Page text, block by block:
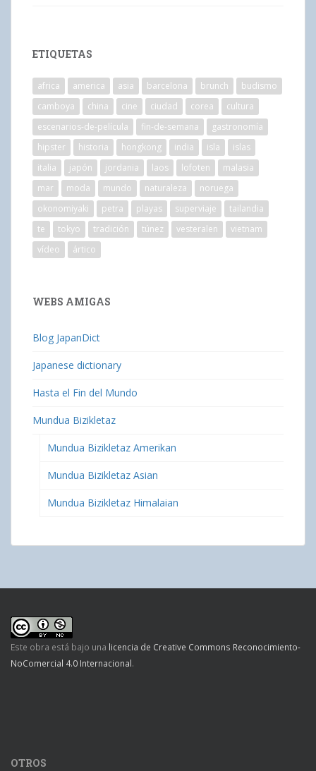
ETIQUETAS
africa america asia barcelona brunch
budismo
camboya
china cine ciudad corea
cultura
escenarios-de-película
fin-de-semana
gastronomía
hipster
historia hongkong india isla
islas
italia
japón jordania laos lofoten
malasia
mar
moda mundo naturaleza
noruega
okonomiyaki
petra playas superviaje
tailandia
te
tokyo tradición túnez vesteralen
vietnam
vídeo
ártico
WEBS AMIGAS
Blog JapanDict
Japanese dictionary
Hasta el Fin del Mundo
Mundua Bizikletaz
Mundua Bizikletaz Amerikan
Mundua Bizikletaz Asian
Mundua Bizikletaz Himalaian
Este obra está bajo una licencia de Creative Commons Reconocimiento-
NoComercial 4.0 Internacional.
OTROS